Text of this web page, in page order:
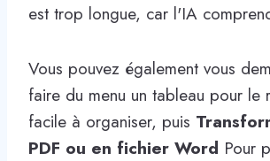
est trop longue, car l'IA
Vous pouvez également vous
faire du menu un tableau pour le
facile à organiser, puis
PDF ou en fichier Word Pour